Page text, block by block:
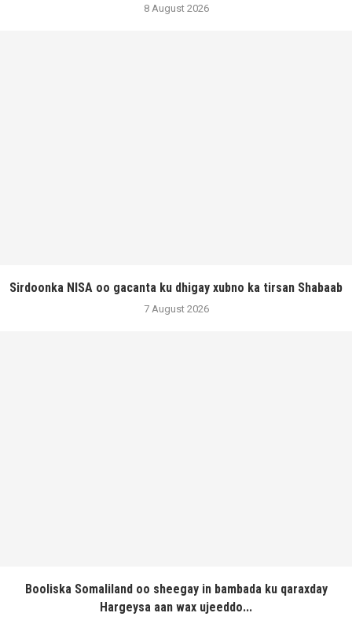
8 August 2026
Sirdoonka NISA oo gacanta ku dhigay xubno ka tirsan Shabaab
7 August 2026
Booliska Somaliland oo sheegay in bambada ku qaraxday
Hargeysa aan wax ujeeddo...